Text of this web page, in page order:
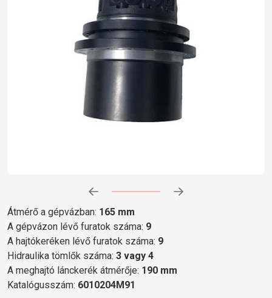
Átmérő a gépvázban: 165 mm
A gépvázon lévő furatok száma: 9
A hajtókeréken lévő furatok száma: 9
Hidraulika tömlők száma: 3 vagy 4
A meghajtó lánckerék átmérője: 190 mm
Katalógusszám: 6010204M91